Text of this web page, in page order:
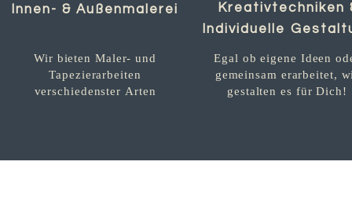
Innen- & Außenmalerei
Wir bieten Maler- und
Tapezierarbeiten
verschiedenster Arten
Kreativtechniken
Individuelle
Egal ob eigene Ideen
gemeinsam erarbeitet,
gestalten es für Dich!